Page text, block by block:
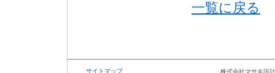
一覧に戻る
サイトマップ 株式会社マサキ設